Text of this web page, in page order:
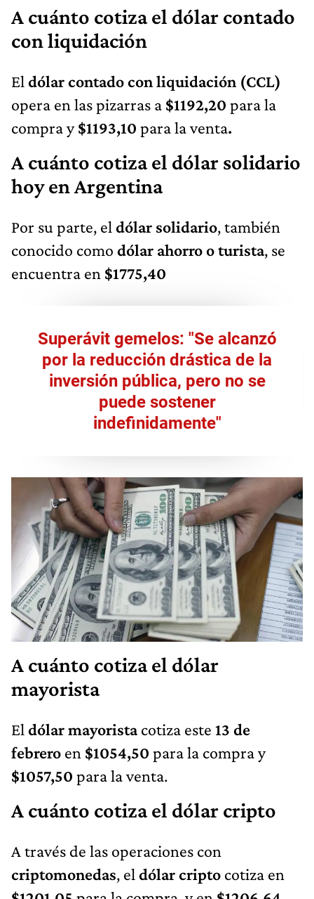
A cuánto cotiza el dólar contado
con liquidación
El dólar contado con liquidación (CCL)
opera en las pizarras a $1192,20 para la
compra y$1193,10 para la venta.
A cuánto cotiza el dólar solidario
hoy en Argentina
Por su parte, el dólar solidario, también
conocido como dólar ahorro o turista, se
encuentra en $1775,40
Superávit gemelos: "Se alcanzó
por la reducción drástica de la
inversión pública, pero no se
puede sostener
indefinidamente"
A cuánto cotiza el dólar
mayorista
El dólar mayoristacotiza este 13 de
febrero en $1054,50 para la compra y
$1057,50 para la venta.
A cuánto cotiza el dólar cripto
A través de las operaciones con
criptomonedas, el dólar cripto cotiza en